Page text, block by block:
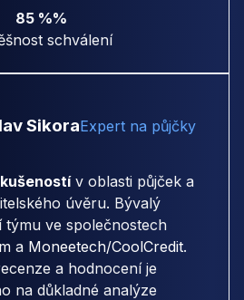
85 %%
schválení
SikoraExpert na půjčky
v oblasti půjček a
úvěru. Bývalý
týmu ve společnostech
a Moneetech/CoolCredit.
a hodnocení je
na důkladné analýze